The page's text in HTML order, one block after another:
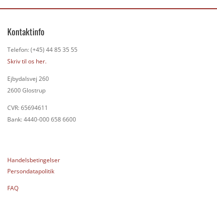
Kontaktinfo
Telefon: (+45) 44 85 35 55
Skriv til os her.
Ejbydalsvej 260
2600 Glostrup
CVR: 65694611
Bank: 4440-000 658 6600
Handelsbetingelser
Persondatapolitik
FAQ